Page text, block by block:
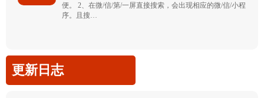
便。 2、在微/信/第/一屏直接搜索，会出现相应的微/信/小程
序。且搜…
更新日志